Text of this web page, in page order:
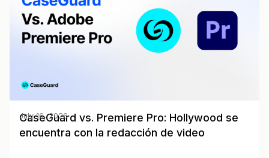
CaseGuard vs. Premiere Pro: Hollywood se
encuentra con la redacción de video
July 16, 2026